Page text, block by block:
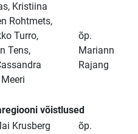
Kristiina
Rohtmets,
Turro,
Tens,
õp.
Mariann
Rajang
võistlused
Krusberg
õp.